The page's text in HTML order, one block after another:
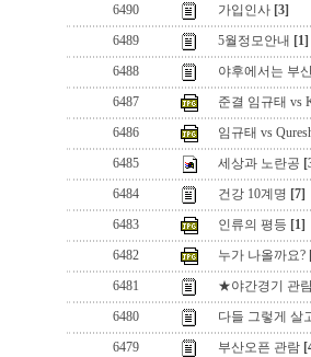
6490
가입인사 [3]
6489
5월정모안내 [1]
6488
야후에서는 부
6487
준결 임규태 vs
6486
임규태 vs
6485
세상과 노란공
6484
건강 10계명 [7]
6483
인류의 평등 [1]
6482
누가 나올까요?
6481
★야간경기 관
6480
다들 그렇게 살
6479
부산오픈 관람